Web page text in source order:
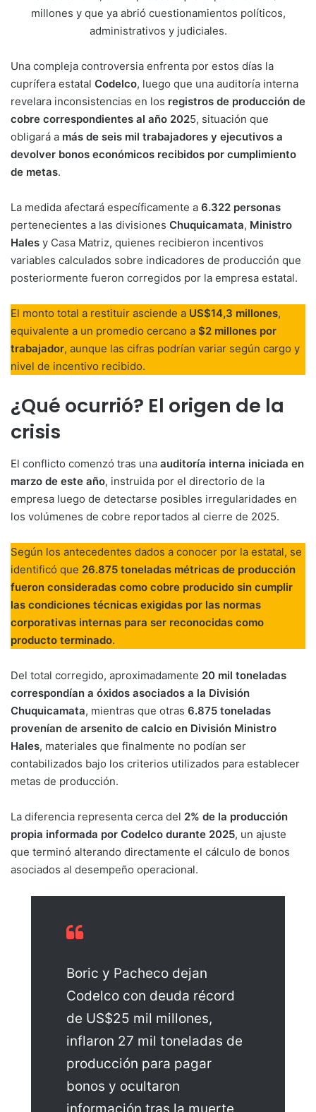
millones y que ya abrió cuestionamientos políticos,
administrativos y judiciales.
Una compleja controversia enfrenta por estos días la
cuprífera estatal Codelco, luego que una auditoría interna
revelara inconsistencias en los registros de producción de
cobre correspondientes al año 2025, situación que
obligará a más de seis mil trabajadores y ejecutivos a
devolver bonos económicos recibidos por cumplimiento
de metas.
La medida afectará específicamente a 6.322 personas
pertenecientes a las divisiones Chuquicamata, Ministro
Hales y Casa Matriz, quienes recibieron incentivos
variables calculados sobre indicadores de producción que
posteriormente fueron corregidos por la empresa estatal.
El monto total a restituir asciende a US$14,3 millones,
equivalente a un promedio cercano a $2 millones por
trabajador, aunque las cifras podrían variar según cargo y
nivel de incentivo recibido.
¿Qué ocurrió? El origen de la
crisis
El conflicto comenzó tras una auditoría interna iniciada en
marzo de este año, instruida por el directorio de la
empresa luego de detectarse posibles irregularidades en
los volúmenes de cobre reportados al cierre de 2025.
Según los antecedentes dados a conocer por la estatal, se
identificó que 26.875 toneladas métricas de producción
fueron consideradas como cobre producido sin cumplir
las condiciones técnicas exigidas por las normas
corporativas internas para ser reconocidas como
producto terminado.
Del total corregido, aproximadamente 20 mil toneladas
correspondían a óxidos asociados a la División
Chuquicamata, mientras que otras 6.875 toneladas
provenían de arsenito de calcio en División Ministro
Hales, materiales que finalmente no podían ser
contabilizados bajo los criterios utilizados para establecer
metas de producción.
La diferencia representa cerca del 2% de la producción
propia informada por Codelco durante 2025, un ajuste
que terminó alterando directamente el cálculo de bonos
asociados al desempeño operacional.
Boric y Pacheco dejan
Codelco con deuda récord
de US$25 mil millones,
inflaron 27 mil toneladas de
producción para pagar
bonos y ocultaron